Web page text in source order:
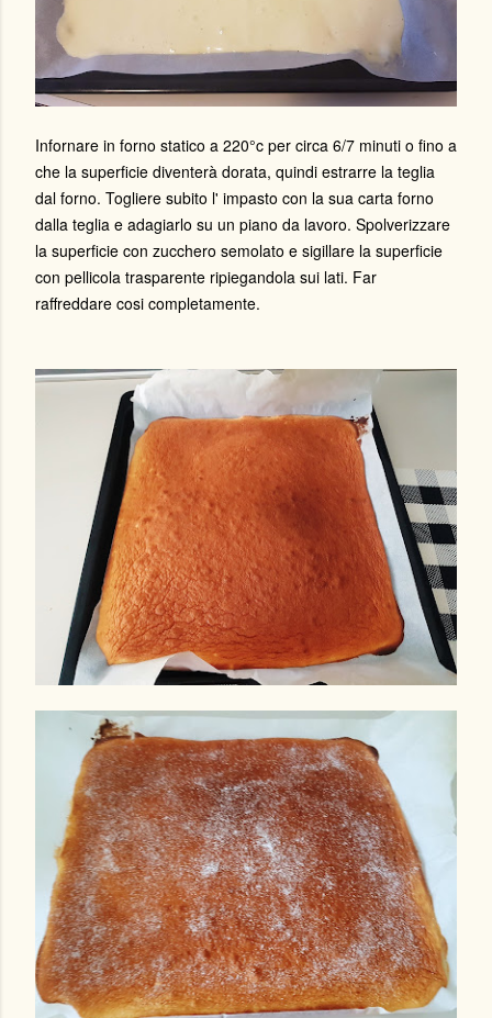
Infornare in forno statico a 220°c per circa 6/7 minuti o fino a
che la superficie diventerà dorata, quindi estrarre la teglia
dal forno. Togliere subito l' impasto con la sua carta forno
dalla teglia e adagiarlo su un piano da lavoro. Spolverizzare
la superficie con zucchero semolato e sigillare la superficie
con pellicola trasparente ripiegandola sui lati. Far
raffreddare cosi completamente.